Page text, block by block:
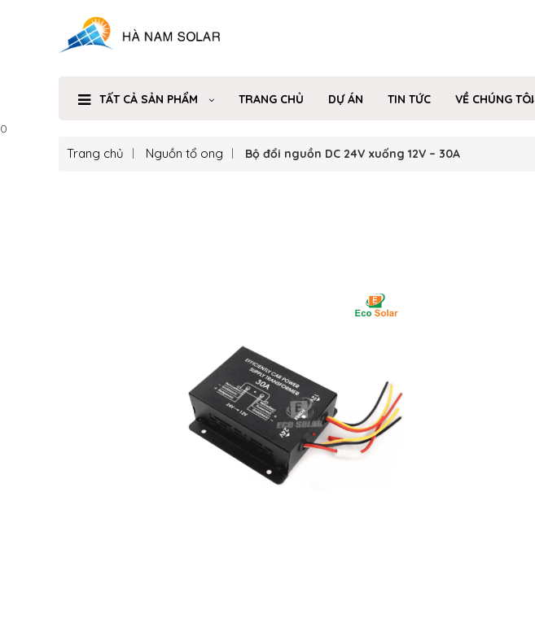
TẤT CẢ SẢN PHẨM TRANG CHỦ DỰ ÁN TIN TỨC VỀ CHÚNG TÔI
0
Trang chủ Nguồn tổ ong Bộ đổi nguồn DC 24V xuống 12V – 30A